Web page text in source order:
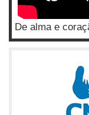
De alma e